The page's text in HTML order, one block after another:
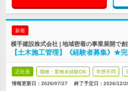
新着
横手建設株式会社 | 地域密着の事業展開で
【土木施工管理】《経験者募集》★
正社員 職種・業種未経験OK 学歴不問
情報更新日：2026/07/27 終了予定日： 2026/12/